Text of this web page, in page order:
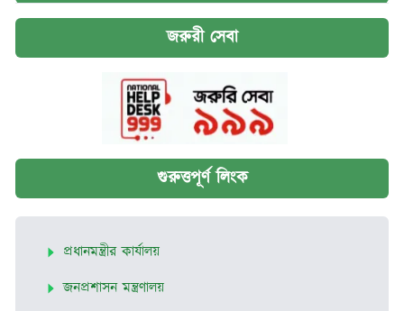
জরুরী সেবা
গুরুত্তপূর্ণ লিংক
প্রধানমন্ত্রীর কার্যালয়
জনপ্রশাসন মন্ত্রণালয়